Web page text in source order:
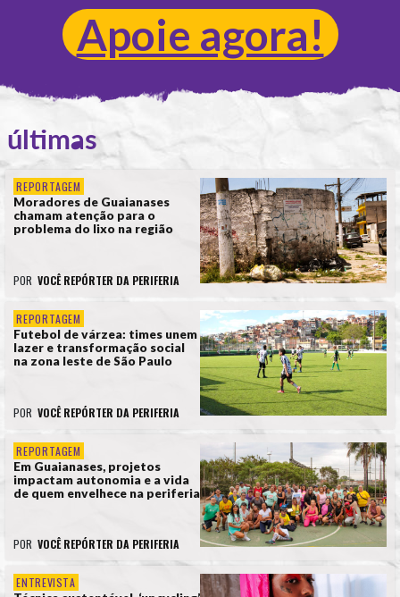
Apoie agora!
últimas
REPORTAGEM
Moradores de Guaianases
chamam atenção para o
problema do lixo na região
POR VOCÊ REPÓRTER DA PERIFERIA
REPORTAGEM
Futebol de várzea: times unem
lazer e transformação social
na zona leste de São Paulo
POR VOCÊ REPÓRTER DA PERIFERIA
REPORTAGEM
Em Guaianases, projetos
impactam autonomia e a vida
de quem envelhece na periferia
POR VOCÊ REPÓRTER DA PERIFERIA
ENTREVISTA